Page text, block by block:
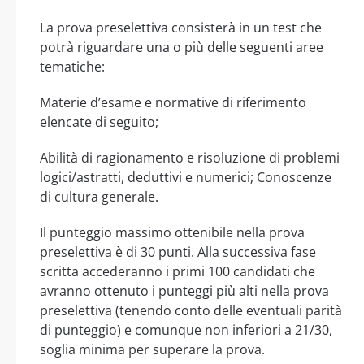
La prova preselettiva consisterà in un test che
potrà riguardare una o più delle seguenti aree
tematiche:
Materie d’esame e normative di riferimento
elencate di seguito;
Abilità di ragionamento e risoluzione di problemi
logici/astratti, deduttivi e numerici; Conoscenze
di cultura generale.
Il punteggio massimo ottenibile nella prova
preselettiva è di 30 punti. Alla successiva fase
scritta accederanno i primi 100 candidati che
avranno ottenuto i punteggi più alti nella prova
preselettiva (tenendo conto delle eventuali parità
di punteggio) e comunque non inferiori a 21/30,
soglia minima per superare la prova.